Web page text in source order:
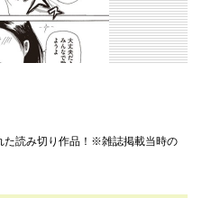
た読み切り作品！※雑誌掲載当時の